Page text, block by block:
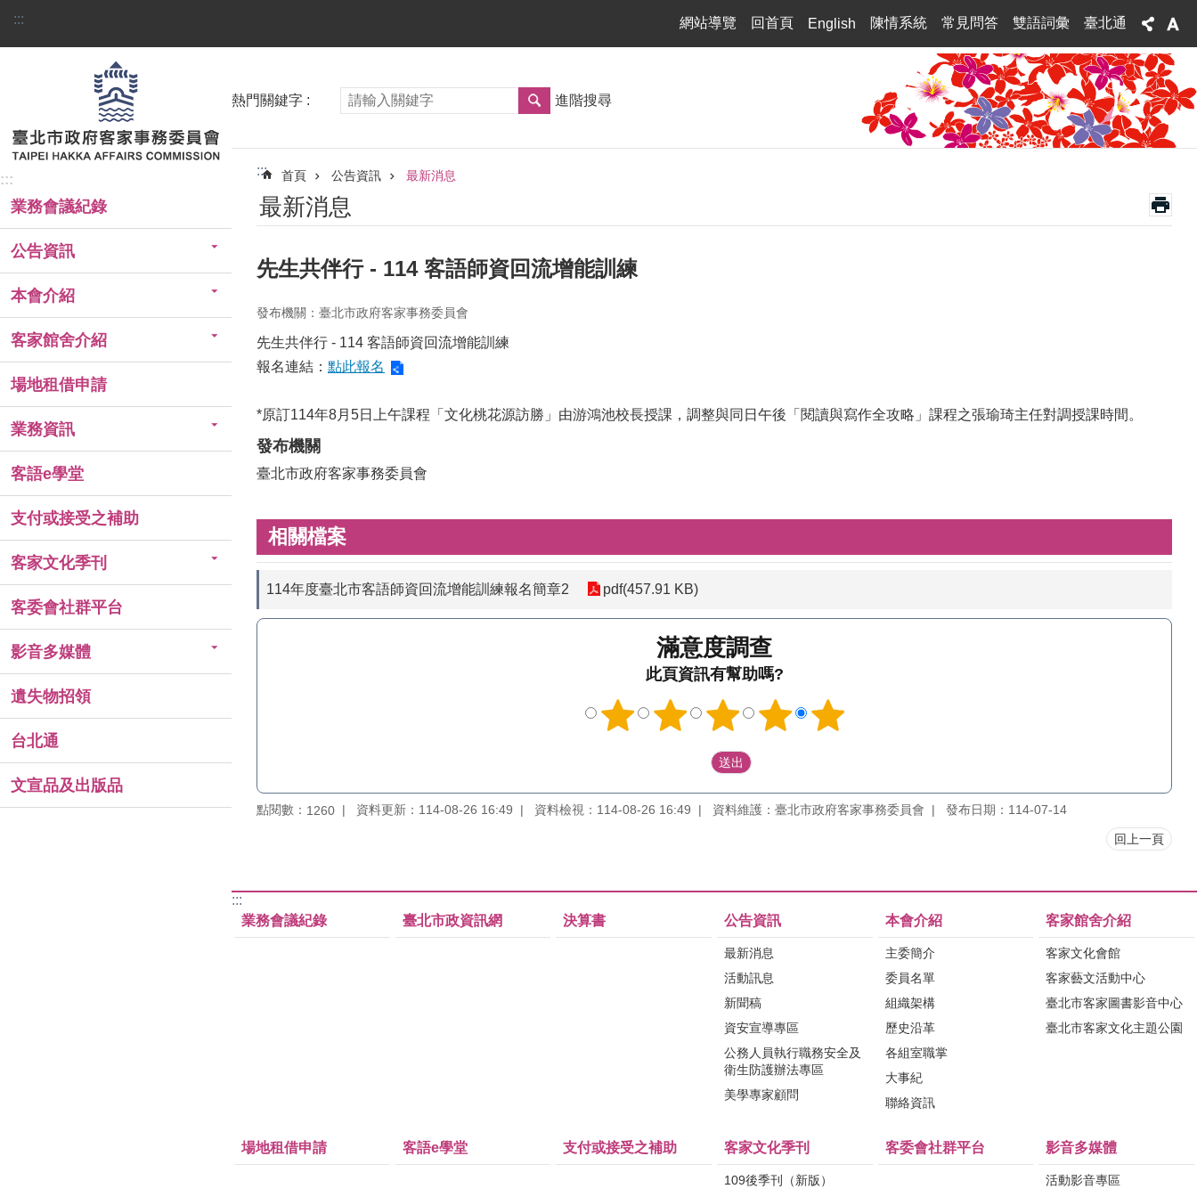
跳到主要內容區塊
::: 網站導覽 回首頁 English 陳情系統 常見問答 雙語詞彙 臺北通
:::
業務會議紀錄
公告資訊
本會介紹
客家館舍介紹
場地租借申請
業務資訊
客語e學堂
支付或接受之補助
客家文化季刊
客委會社群平台
影音多媒體
遺失物招領
台北通
文宣品及出版品
熱門關鍵字 進階搜尋
::: 首頁 公告資訊 最新消息
最新消息
先生共伴行 - 114 客語師資回流增能訓練
發布機關：臺北市政府客家事務委員會
先生共伴行 - 114 客語師資回流增能訓練
報名連結： 點此報名
*原訂114年8月5日上午課程「文化桃花源訪勝」由游鴻池校長授課，調整與同日午後「閱讀與寫作全攻略」課程之張瑜琦主任對調授課時間。
發布機關
臺北市政府客家事務委員會
相關檔案
114年度臺北市客語師資回流增能訓練報名簡章2 pdf(457.91 KB)
滿意度調查
此頁資訊有幫助嗎?
點閱數： 1260 資料更新：114-08-26 16:49 資料檢視：114-08-26 16:49 資料維護：臺北市政府客家事務委員會 發布日期：114-07-14
回上一頁
:::
業務會議紀錄
臺北市政資訊網 決算書 公告資訊
最新消息
活動訊息
新聞稿
資安宣導專區
公務人員執行職務安全及
衛生防護辦法專區
美學專家顧問
本會介紹
主委簡介
委員名單
組織架構
歷史沿革
各組室職掌
大事紀
聯絡資訊
客家館舍介紹
客家文化會館
客家藝文活動中心
臺北市客家圖書影音中心
臺北市客家文化主題公園
場地租借申請 客語e學堂 支付或接受之補助 客家文化季刊
109後季刊（新版）
客委會社群平台 影音多媒體
活動影音專區